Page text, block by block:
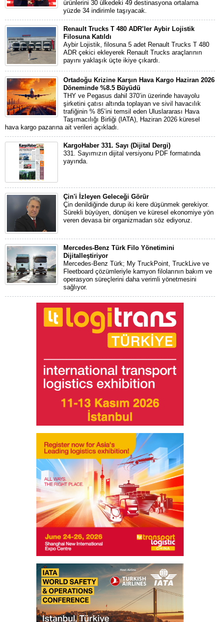
ürünlerini 30 ülkedeki 49 destinasyona ortalama
yüzde 34 indirimle taşıyacak.
Renault Trucks T 480 ADR’ler Aybir Lojistik
Filosuna Katıldı
Aybir Lojistik, filosuna 5 adet Renault Trucks T 480
ADR çekici ekleyerek Renault Trucks araçlarının
payını yaklaşık üçte ikiye çıkardı.
Ortadoğu Krizine Karşın Hava Kargo Haziran 2026
Döneminde %8.5 Büyüdü
THY ve Pegasus dahil 370’in üzerinde havayolu
şirketini çatısı altında toplayan ve sivil havacılık
trafiğinin % 85’ini temsil eden Uluslararası Hava
Taşımacılığı Birliği (IATA), Haziran 2026 küresel
hava kargo pazarına ait verileri açıkladı.
KargoHaber 331. Sayı (Dijital Dergi)
331. Sayımızın dijital versiyonu PDF formatında
yayında.
Çin'i İzleyen Geleceği Görür
Çin denildiğinde durup iki kere düşünmek gerekiyor.
Sürekli büyüyen, dönüşen ve küresel ekonomiye yön
veren devasa bir organizmadan söz ediyoruz.
Mercedes-Benz Türk Filo Yönetimini
Dijitalleştiriyor
Mercedes-Benz Türk; My TruckPoint, TruckLive ve
Fleetboard çözümleriyle kamyon filolarının bakım ve
operasyon süreçlerini daha verimli yönetmesini
sağlıyor.